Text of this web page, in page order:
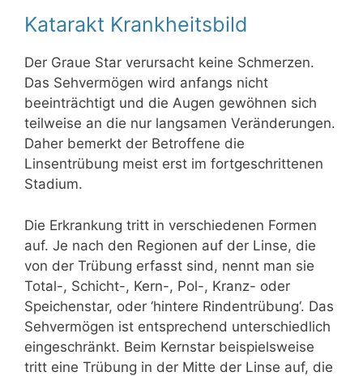
Katarakt Krankheitsbild
Der Graue Star verursacht keine Schmerzen.
Das Sehvermögen wird anfangs nicht
beeinträchtigt und die Augen gewöhnen sich
teilweise an die nur langsamen Veränderungen.
Daher bemerkt der Betroffene die
Linsentrübung meist erst im fortgeschrittenen
Stadium.
Die Erkrankung tritt in verschiedenen Formen
auf. Je nach den Regionen auf der Linse, die
von der Trübung erfasst sind, nennt man sie
Total-, Schicht-, Kern-, Pol-, Kranz- oder
Speichenstar, oder ‘hintere Rindentrübung‘. Das
Sehvermögen ist entsprechend unterschiedlich
eingeschränkt. Beim Kernstar beispielsweise
tritt eine Trübung in der Mitte der Linse auf, die